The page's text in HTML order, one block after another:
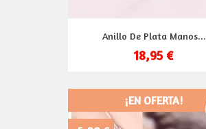
Anillo De Plata Manos...
18,95 €
¡EN OFERTA!